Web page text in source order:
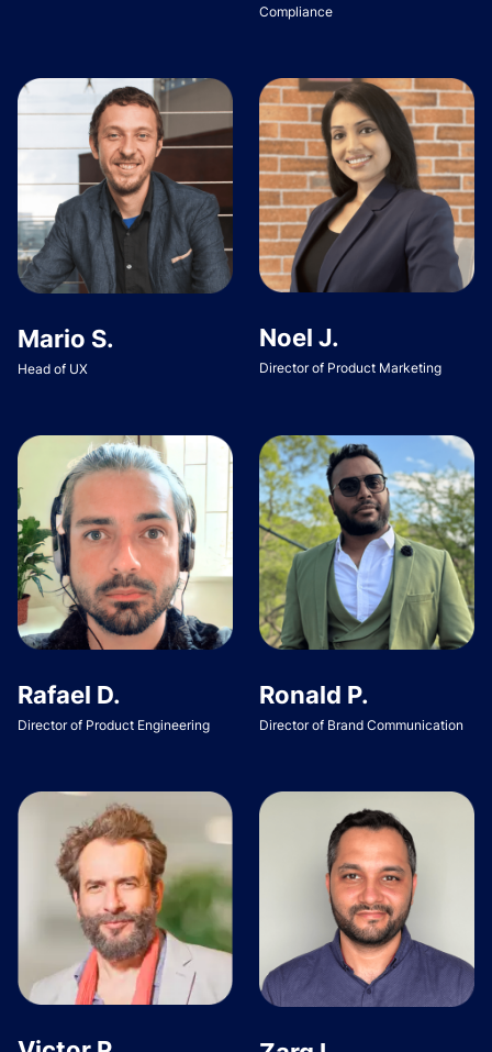
Compliance
Mario S.
Head of UX
Noel J.
Director of Product Marketing
Rafael D.
Director of Product Engineering
Ronald P.
Director of Brand Communication